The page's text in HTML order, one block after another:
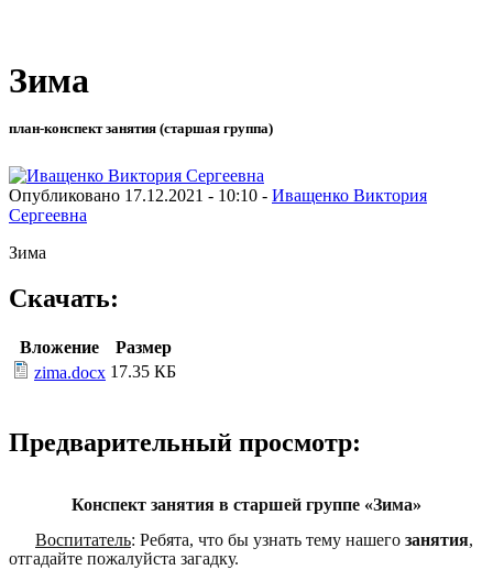
Зима
план-конспект занятия (старшая группа)
Опубликовано 17.12.2021 - 10:10 - Иващенко Виктория
Сергеевна
Зима
Скачать:
Вложение
Размер
zima.docx 17.35 КБ
Предварительный просмотр:
Конспект занятия в старшей группе «Зима»
Воспитатель: Ребята, что бы узнать тему нашего занятия,
отгадайте пожалуйста загадку.